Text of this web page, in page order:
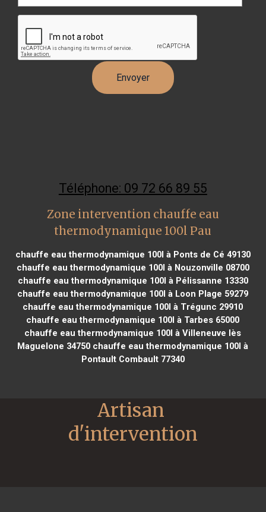
Téléphone: 09 72 66 89 55
Zone intervention chauffe eau
thermodynamique 100l Pau
chauffe eau thermodynamique 100l à Ponts de Cé 49130
chauffe eau thermodynamique 100l à Nouzonville 08700
chauffe eau thermodynamique 100l à Pélissanne 13330
chauffe eau thermodynamique 100l à Loon Plage 59279
chauffe eau thermodynamique 100l à Trégunc 29910
chauffe eau thermodynamique 100l à Tarbes 65000
chauffe eau thermodynamique 100l à Villeneuve lès
Maguelone 34750 chauffe eau thermodynamique 100l à
Pontault Combault 77340
Artisan
d'intervention